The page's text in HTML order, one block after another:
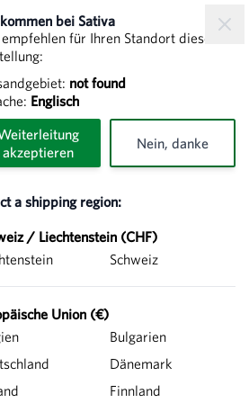
Mein Konto Warenkorb
bei Sativa
für Ihren Standort diese
not found
Englisch
akzeptieren
Nein, danke
a shipping region:
/ Liechtenstein (CHF)
Schweiz
Union (€)
Bulgarien
Dänemark
Finnland